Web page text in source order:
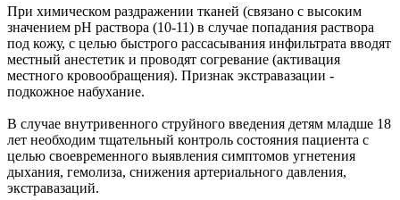
При химическом раздражении тканей (связано с высоким
значением рН раствора (10-11) в случае попадания раствора
под кожу, с целью быстрого рассасывания инфильтрата вводят
местный анестетик и проводят согревание (активация
местного кровообращения). Признак экстравазации -
подкожное набухание.
В случае внутривенного струйного введения детям младше 18
лет необходим тщательный контроль состояния пациента с
целью своевременного выявления симптомов угнетения
дыхания, гемолиза, снижения артериального давления,
экстравазаций.